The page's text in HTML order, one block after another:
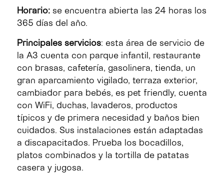
Horario: se encuentra abierta las 24 horas los
365 días del año.
Principales servicios: esta área de servicio de
la A3 cuenta con parque infantil, restaurante
con brasas, cafetería, gasolinera, tienda, un
gran aparcamiento vigilado, terraza exterior,
cambiador para bebés, es pet friendly, cuenta
con WiFi, duchas, lavaderos, productos
típicos y de primera necesidad y baños bien
cuidados. Sus instalaciones están adaptadas
a discapacitados. Prueba los bocadillos,
platos combinados y la tortilla de patatas
casera y jugosa.